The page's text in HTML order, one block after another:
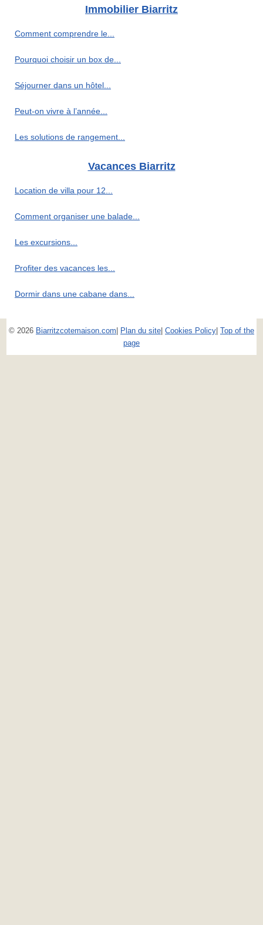
Immobilier Biarritz
Comment comprendre le...
Pourquoi choisir un box de...
Séjourner dans un hôtel...
Peut-on vivre à l’année...
Les solutions de rangement...
Vacances Biarritz
Location de villa pour 12...
Comment organiser une balade...
Les excursions...
Profiter des vacances les...
Dormir dans une cabane dans...
© 2026 Biarritzcotemaison.com| Plan du site| Cookies Policy| Top of the
page